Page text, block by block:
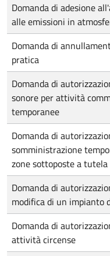
Domanda di adesione
alle emissioni in
Domanda di
pratica
Domanda di
sonore per attività
temporanee
Domanda di
somministrazione
zone sottoposte a
Domanda di
modifica di un impianto
Domanda di
attività circense